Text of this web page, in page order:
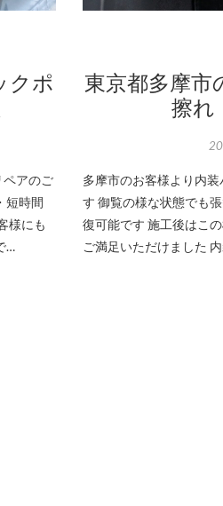
クポ
ペアのご
短時間
様にも
…
東京都多摩
擦れ
多摩市のお客様より内
す 御覧の様な状態でも
復可能です 施工後はこ
ご満足いただけました